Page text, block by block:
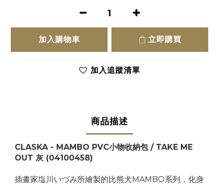
加入購物車 立即購買
加入追蹤清單
商品描述
CLASKA - MAMBO PVC小物收納包 / TAKE ME
OUT 灰 (04100458)
插畫家塩川いづみ所繪製的比熊犬MAMBO系列，化身